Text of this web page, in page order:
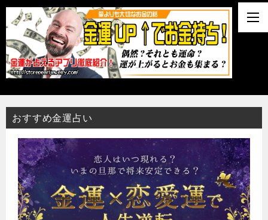
おすすめ金運占い